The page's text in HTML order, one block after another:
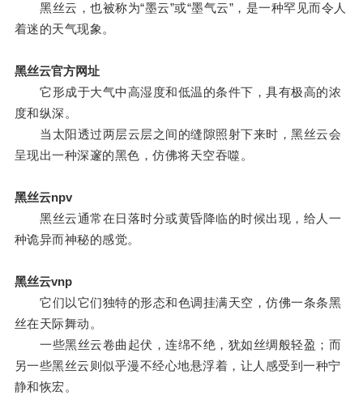
黑丝云，也被称为“墨云”或“墨气云”，是一种罕见而令人
着迷的天气现象。
黑丝云官方网址
它形成于大气中高湿度和低温的条件下，具有极高的浓
度和纵深。
当太阳透过两层云层之间的缝隙照射下来时，黑丝云会
呈现出一种深邃的黑色，仿佛将天空吞噬。
黑丝云npv
黑丝云通常在日落时分或黄昏降临的时候出现，给人一
种诡异而神秘的感觉。
黑丝云vnp
它们以它们独特的形态和色调挂满天空，仿佛一条条黑
丝在天际舞动。
一些黑丝云卷曲起伏，连绵不绝，犹如丝绸般轻盈；而
另一些黑丝云则似乎漫不经心地悬浮着，让人感受到一种宁
静和恢宏。